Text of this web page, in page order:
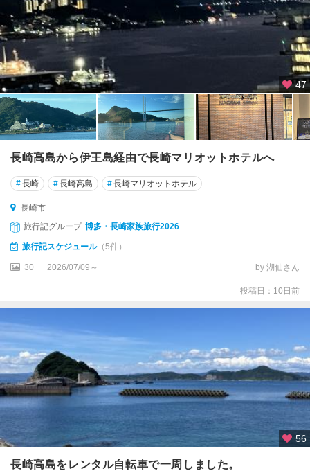
47
長崎高島から伊王島経由で長崎マリオットホテルへ
#長崎 #長崎高島 #長崎マリオットホテル
長崎市
旅行記グループ 博多・長崎家族旅行2026
旅行記スケジュール（5件）
30 2026/07/09～ by 湖仙さん
投稿日：10日前
56
長崎高島をレンタル自転車で一周しました。